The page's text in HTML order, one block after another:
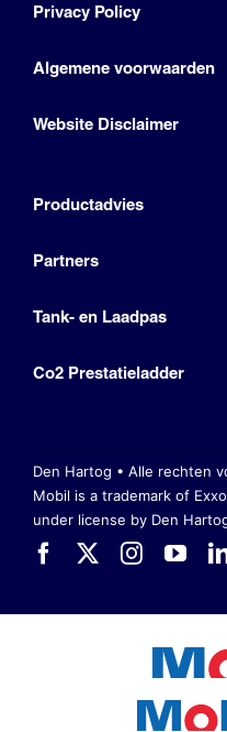
Privacy Policy
Algemene voorwaarden
Website Disclaimer
Productadvies
Partners
Tank- en Laadpas
Co2 Prestatieladder
Den Hartog • Alle rechten
Mobil is a trademark of
under license by Den